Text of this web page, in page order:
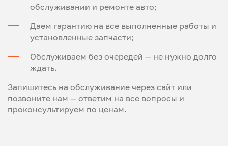
обслуживании и ремонте авто;
Даем гарантию на все выполненные работы и
установленные запчасти;
Обслуживаем без очередей — не нужно долго
ждать.
Запишитесь на обслуживание через сайт или
позвоните нам — ответим на все вопросы и
проконсультируем по ценам.